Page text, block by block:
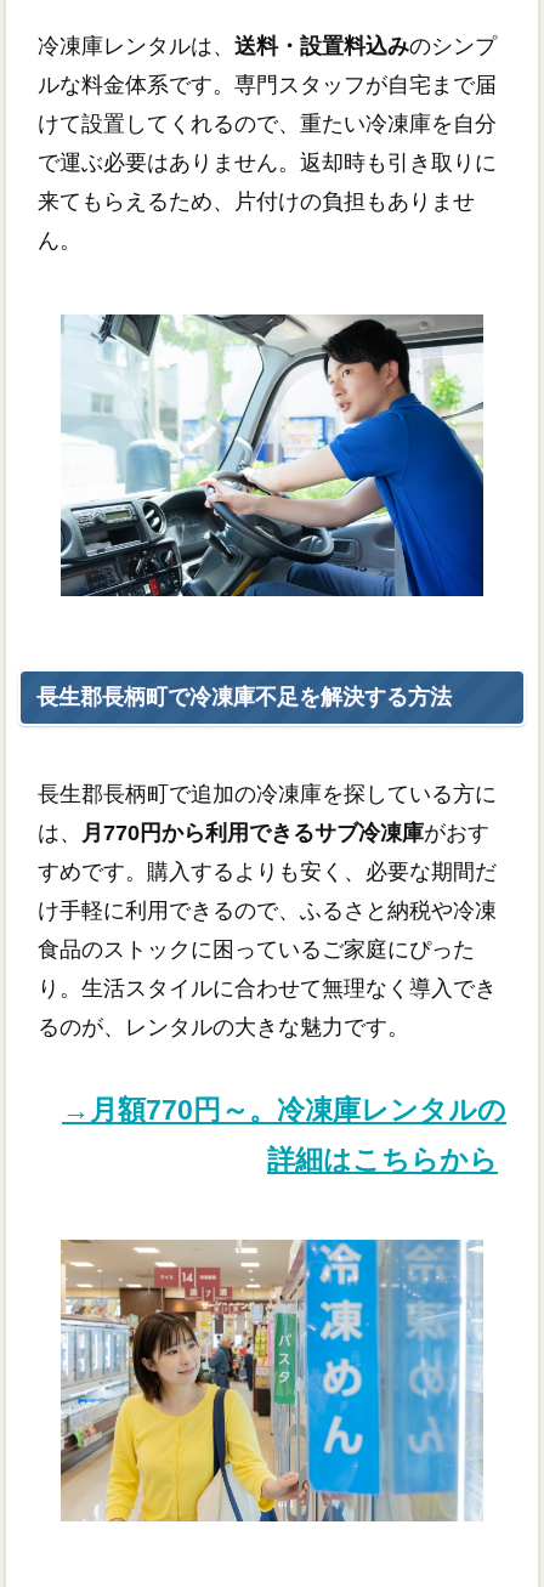
冷凍庫レンタルは、 送料・設置料込みのシンプ
ルな料金体系です。専門スタッフが自宅まで届
けて設置してくれるので、重たい冷凍庫を自分
で運ぶ必要はありません。返却時も引き取りに
来てもらえるため、片付けの負担もありませ
ん。
長生郡長柄町で冷凍庫不足を解決する方法
長生郡長柄町で追加の冷凍庫を探している方に
は、
月770円から利用できるサブ冷凍庫がおす
すめです。購入するよりも安く、必要な期間だ
け手軽に利用できるので、ふるさと納税や冷凍
食品のストックに困っているご家庭にぴった
り。生活スタイルに合わせて無理なく導入でき
るのが、レンタルの大きな魅力です。
→月額770円～。冷凍庫レンタルの
詳細はこちらから